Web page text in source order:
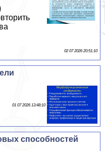
02 07 2026 20:51:10
01 07 2026 13:48:10
способностей